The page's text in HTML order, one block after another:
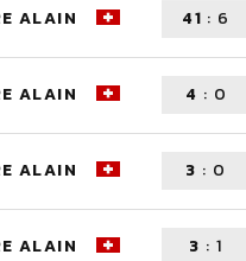
ALAIN 41 : 6
ALAIN 4 : 0
ALAIN 3 : 0
ALAIN 3 :1